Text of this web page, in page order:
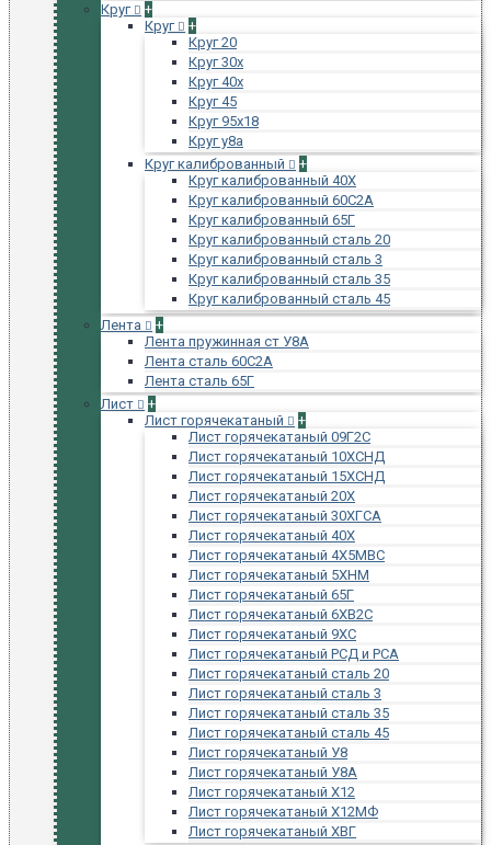
Круг
+
Круг
+
Круг 20
Круг 30х
Круг 40х
Круг 45
Круг 95х18
Круг у8а
Круг калиброванный
+
Круг калиброванный 40Х
Круг калиброванный 60С2А
Круг калиброванный 65Г
Круг калиброванный сталь 20
Круг калиброванный сталь 3
Круг калиброванный сталь 35
Круг калиброванный сталь 45
Лента
+
Лента пружинная ст У8А
Лента сталь 60С2А
Лента сталь 65Г
Лист
+
Лист горячекатаный
+
Лист горячекатаный 09Г2С
Лист горячекатаный 10ХСНД
Лист горячекатаный 15ХСНД
Лист горячекатаный 20Х
Лист горячекатаный 30ХГСА
Лист горячекатаный 40Х
Лист горячекатаный 4Х5МВС
Лист горячекатаный 5ХНМ
Лист горячекатаный 65Г
Лист горячекатаный 6ХВ2С
Лист горячекатаный 9ХС
Лист горячекатаный РСД и РСА
Лист горячекатаный сталь 20
Лист горячекатаный сталь 3
Лист горячекатаный сталь 35
Лист горячекатаный сталь 45
Лист горячекатаный У8
Лист горячекатаный У8А
Лист горячекатаный Х12
Лист горячекатаный Х12МФ
Лист горячекатаный ХВГ